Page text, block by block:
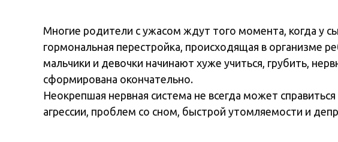
Многие родители с ужасом ждут того момента, когда у
гормональная перестройка, происходящая в организме
мальчики и девочки начинают хуже учиться, грубить,
сформирована окончательно.
Неокрепшая нервная система не всегда может
агрессии, проблем со сном, быстрой утомляемости и